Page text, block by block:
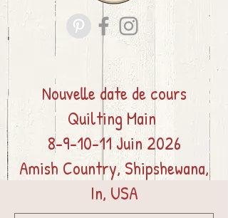
Nouvelle date de cours
QuiltingMain
8-9-10-11 Juin 2026
Amish Country, Shipshewana,
In, USA